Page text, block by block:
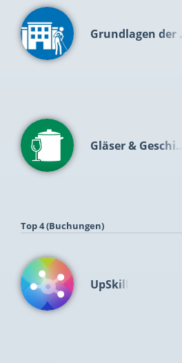
Grundlagen der …
Gläser & Geschi…
Top 4 (Buchungen)
UpSkill